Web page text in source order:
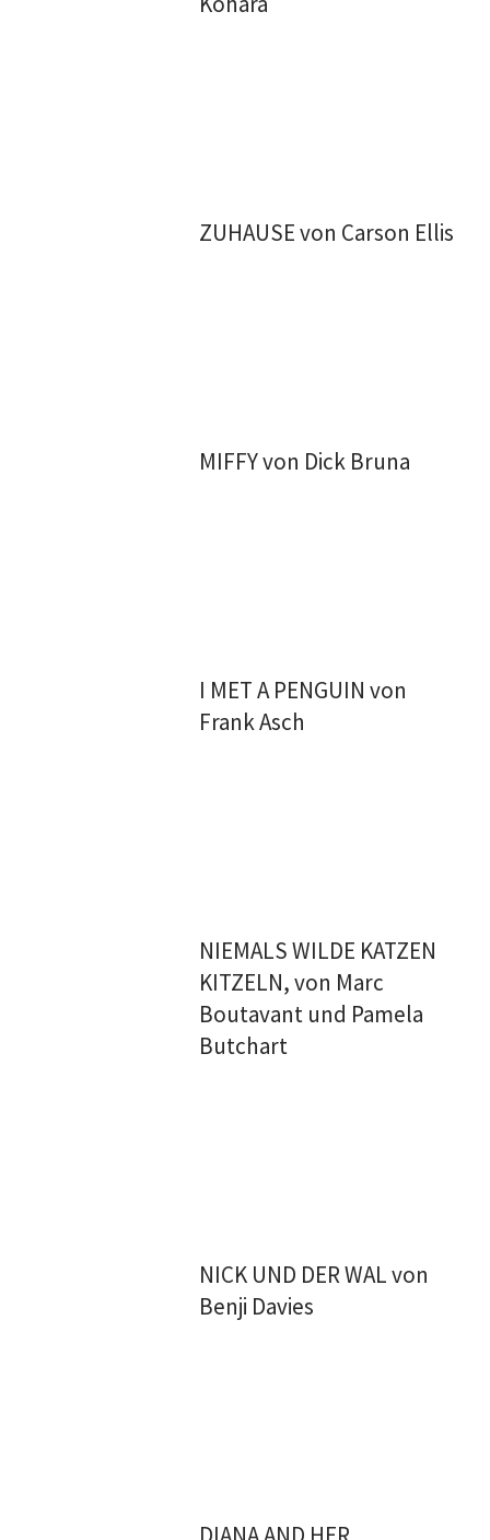
ZUHAUSE von Carson Ellis
MIFFY von Dick Bruna
I MET A PENGUIN von
Frank Asch
NIEMALS WILDE KATZEN
KITZELN, von Marc
Boutavant und Pamela
Butchart
NICK UND DER WAL von
Benji Davies